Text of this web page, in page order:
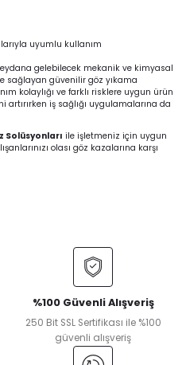
uyumlu kullanım
gelebilecek mekanik ve kimyasal
sağlayan güvenilir göz yıkama
kolaylığı ve farklı risklere uygun ürün
iş sağlığı uygulamalarına da
Solüsyonları ile işletmeniz için uygun
olası göz kazalarına karşı
%100 Güvenli Alışveriş
250 Bit SSL Sertifikası ile %100
güvenli alışveriş